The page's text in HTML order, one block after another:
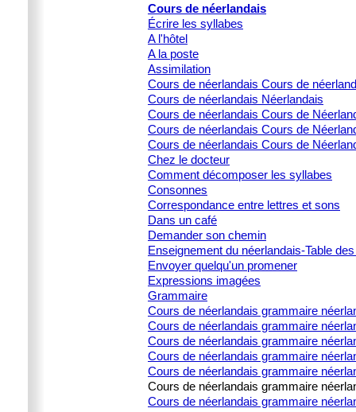
Cours de néerlandais
Écrire les syllabes
A l'hôtel
A la poste
Assimilation
Cours de néerlandais Cours de
Cours de néerlandais Néerlandais
Cours de néerlandais Cours de
Cours de néerlandais Cours de
Cours de néerlandais Cours de
Chez le docteur
Comment décomposer les syllabes
Consonnes
Correspondance entre lettres et sons
Dans un café
Demander son chemin
Enseignement du néerlandais-Table
Envoyer quelqu'un promener
Expressions imagées
Grammaire
Cours de néerlandais grammaire
Cours de néerlandais grammaire
Cours de néerlandais grammaire
Cours de néerlandais grammaire
Cours de néerlandais grammaire
Cours de néerlandais grammaire
Cours de néerlandais grammaire